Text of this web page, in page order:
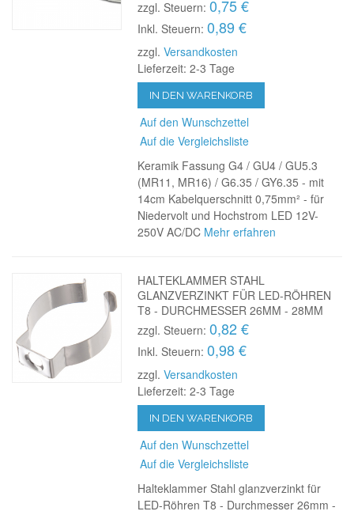
zzgl. Steuern: 0,75 €
Inkl. Steuern: 0,89 €
zzgl.Versandkosten
Lieferzeit: 2-3 Tage
IN DEN WARENKORB
Auf den Wunschzettel
Auf die Vergleichsliste
Keramik Fassung G4 / GU4 / GU5.3
(MR11, MR16) / G6.35 / GY6.35 - mit
14cm Kabelquerschnitt 0,75mm² - für
Niedervolt und Hochstrom LED 12V-
250V AC/DC Mehr erfahren
HALTEKLAMMER STAHL
GLANZVERZINKT FÜR LED-RÖHREN
T8 - DURCHMESSER 26MM - 28MM
zzgl. Steuern: 0,82 €
Inkl. Steuern: 0,98 €
zzgl.Versandkosten
Lieferzeit: 2-3 Tage
IN DEN WARENKORB
Auf den Wunschzettel
Auf die Vergleichsliste
Halteklammer Stahl glanzverzinkt für
LED-Röhren T8 - Durchmesser 26mm -